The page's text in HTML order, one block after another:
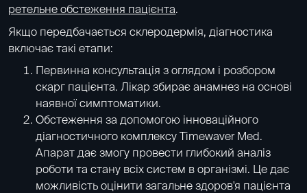
ретельне обстеження пацієнта.
Якщо передбачається склеродермія, діагностика
включає такі етапи:
Первинна консультація з оглядом і розбором
скарг пацієнта. Лікар збирає анамнез на основі
наявної симптоматики.
Обстеження за допомогою інноваційного
діагностичного комплексу Timewaver Med.
Апарат дає змогу провести глибокий аналіз
роботи та стану всіх систем в організмі. Це дає
можливість оцінити загальне здоров'я пацієнта